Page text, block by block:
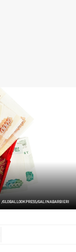
/GLOBALLOOKPRESS/GALINABARBIERI